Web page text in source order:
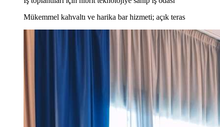
Mükemmel kahvaltı ve harika bar hizmeti; açık teras